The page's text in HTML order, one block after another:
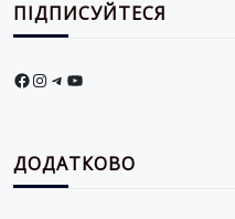
ПІДПИСУЙТЕСЯ
Facebook
Instagram
Telegram
YouTube
ДОДАТКОВО